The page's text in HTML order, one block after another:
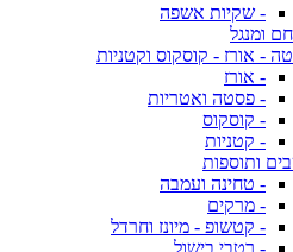
- שקיות אשפה
ומנגל
- אורז - קוסקוס וקטניות
- אורז
- פסטה ואטריות
- קוסקוס
- קטניות
ותוספות
- טחינה ועמבה
- מרקים
- קטשופ - מיונז וחרדל
- רטבי בישול